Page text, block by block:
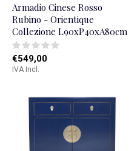
Armadio Cinese Rosso
Rubino - Orientique
Collezione L90xP40xA80cm
€549,00
IVA Incl.